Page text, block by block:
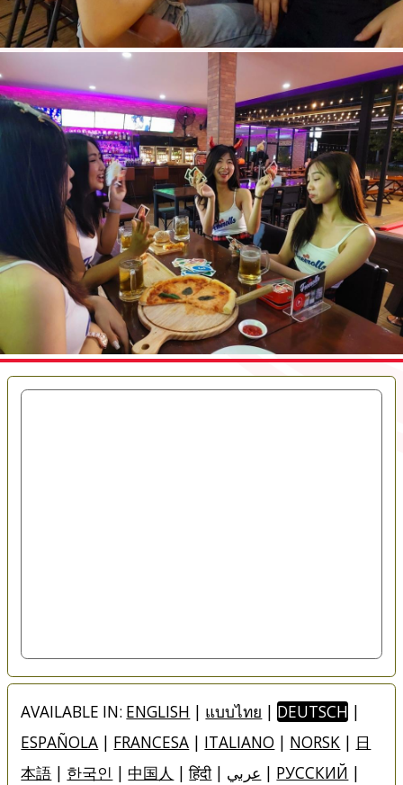
AVAILABLE IN: ENGLISH | แบบไทย | DEUTSCH |
ESPAÑOLA | FRANCESA | ITALIANO | NORSK | 日
本語 | 한국인 | 中国人 |हिंदी | عربي | РУССКИЙ |